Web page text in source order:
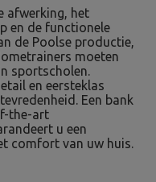
afwerking, het
en de functionele
de Poolse productie,
moeten
sportscholen.
en eersteklas
Een bank
the-art
u een
comfort van uw huis.